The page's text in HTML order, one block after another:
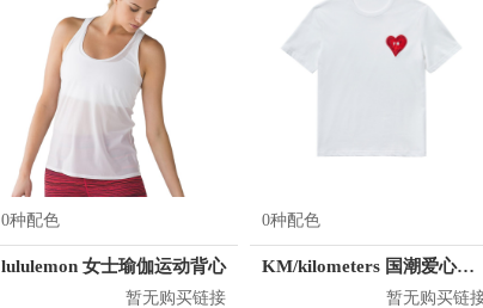
0种配色
lululemon 女士瑜伽运动背心
暂无购买链接
0种配色
KM/kilometers 国潮爱心短袖T恤 M2X2108466
暂无购买链